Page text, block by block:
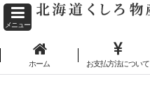
メニュー
ホーム お支払方法について